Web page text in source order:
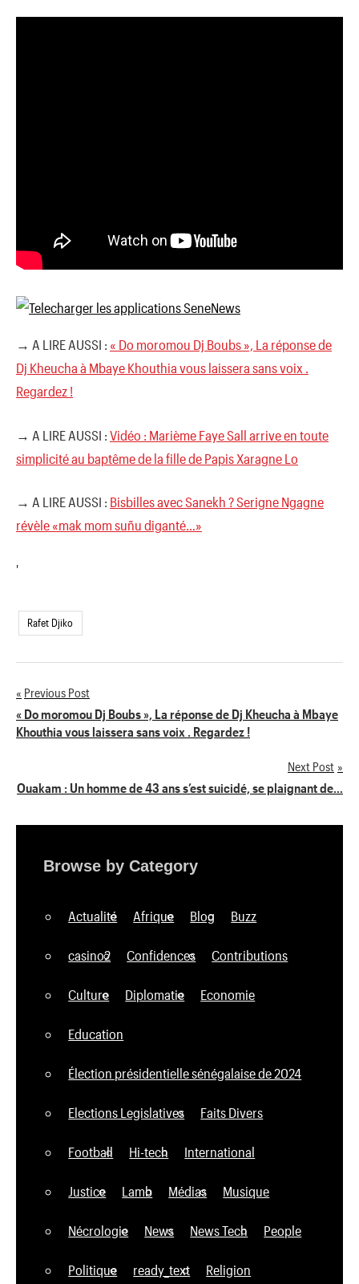
→ A LIRE AUSSI : « Do moromou Dj Boubs », La réponse de
Dj Kheucha à Mbaye Khouthia vous laissera sans voix .
Regardez !
→ A LIRE AUSSI : Vidéo : Marième Faye Sall arrive en toute
simplicité au baptême de la fille de Papis Xaragne Lo
→ A LIRE AUSSI : Bisbilles avec Sanekh ? Serigne Ngagne
révèle «mak mom suñu diganté…»
'
Rafet Djiko
Navigation
de
Previous Post
« Do moromou Dj Boubs », La réponse de Dj Kheucha à Mbaye
Khouthia vous laissera sans voix . Regardez !
Next Post
Ouakam : Un homme de 43 ans s’est suicidé, se plaignant de…
Browse by Category
Actualité Afrique Blog Buzz
casino2 Confidences Contributions
Culture Diplomatie Economie
Education
Élection présidentielle sénégalaise de 2024
Elections Legislatives Faits Divers
Football Hi-tech International
Justice Lamb Médias Musique
Nécrologie News News Tech People
Politique ready_text Religion